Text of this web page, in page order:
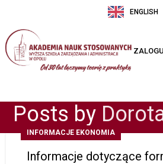
ENGLISH
Posts by
INFORMACJE EKONOMIA
Informacje dotyczące